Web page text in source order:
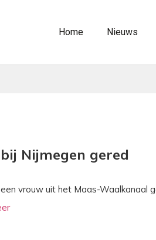
Home Nieuws
Nijmegen gered
vrouw uit het Maas-Waalkanaal